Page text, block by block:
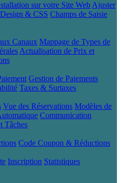
sur votre Site Web Ajuster
Design & CSS Champs de Saisie
Canaux Mappage de Types de
Actualisation de Prix et
Gestion de Paiements
Taxes & Surtaxes
Vue des Réservations Modèles de
Communication
Tâches
Code Coupon & Réductions
Inscription Statistiques